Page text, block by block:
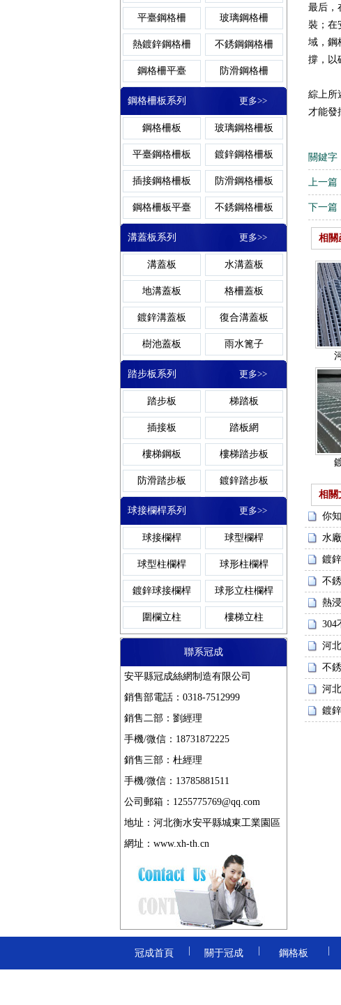
鍍鋅鋼格柵板
平臺鋼格柵板
玻璃鋼格柵板
鋼格柵板
復合溝蓋板
格柵蓋板
地溝蓋板
水溝蓋板
穿孔鋼格板 密型鋼格板
玻璃鋼格板 噴漆鋼格板
異形鋼格板 鋼格板安裝夾
鋼格板廠家 網格柵
鋁格柵 鋁格板
網格板 棧橋鋼格板
卸油臺鋼格板
復合格柵板 聚酯格柵板
重型格柵板 吊頂格柵板
樓梯格柵板 冷鍍鋅格柵板
洗車房格柵板
平臺鋼格柵 玻璃鋼格柵
熱鍍鋅鋼格柵 不銹鋼鋼格柵
鋼格柵平臺 防滑鋼格柵
鋼格柵蓋板 鋁板鋼格柵
玻璃鋼格柵蓋板 齒形鋼格柵
復合鋼格柵 重型鋼格柵
熱浸鋅鋼格柵
鋼格柵板系列 更多>>
鋼格柵板 玻璃鋼格柵板
平臺鋼格柵板 鍍鋅鋼格柵板
插接鋼格柵板 防滑鋼格柵板
鋼格柵板平臺 不銹鋼格柵板
熱鍍鋅鋼格柵板 復合鋼格柵板
齒形鋼格柵板 焊接鋼格柵板
異型鋼格柵板 停車場鋼格柵板
冷鍍鋅鋼格柵板
溝蓋板系列 更多>>
溝蓋板 水溝蓋板
地溝蓋板 格柵蓋板
鍍鋅溝蓋板 復合溝蓋板
樹池蓋板 雨水篦子
排水溝蓋板 樹池溝蓋板
網格溝蓋板 鋼格柵溝蓋板
異型溝蓋板 金屬溝蓋板
熱鍍鋅溝蓋板 溝蓋板鋼格板
防滑溝蓋板
踏步板系列 更多>>
踏步板 梯踏板
插接板 踏板網
樓梯鋼板 樓梯踏步板
防滑踏步板 鍍鋅踏步板
網格踏步板 齒形踏步板
金屬踏步板 鋼梯踏步板
熱鍍鋅踏步板
球接欄桿系列 更多>>
球接欄桿 球型欄桿
球型柱欄桿 球形柱欄桿
鍍鋅球接欄桿 球形立柱欄桿
圍欄立柱 樓梯立柱
聯系冠成
安平縣冠成絲網制造有限公司
銷售部電話：0318-7512999
銷售二部：劉經理
手機/微信：18731872225
銷售三部：杜經理
手機/微信：13785881511
公司郵箱：1255775769@qq.com
地址：河北衡水安平縣城東工業園區
網址： www.xh-th.cn
最后，
裝；在
域，鋼
撐，以
綜上所
才能發
關鍵字
上一篇
下一篇
相關
相關
你
水
鍍
不
熱
304
河
不
河
鍍
冠成首頁 關于冠成 鋼格板